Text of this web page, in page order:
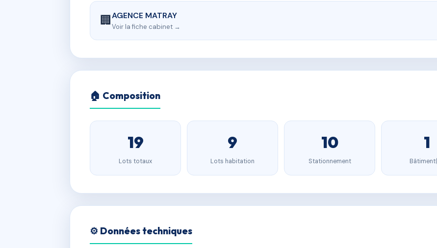
🏢AGENCE MATRAY
Voir la fiche cabinet →
🏠 Composition
19
Lots totaux
9
Lots habitation
10
Stationnement
1
⚙️ Données techniques